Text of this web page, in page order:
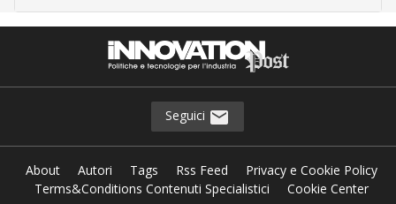
Seguici
About Autori Tags Rss Feed
Privacy e Cookie Policy
Terms&Conditions Contenuti Specialistici
Cookie Center